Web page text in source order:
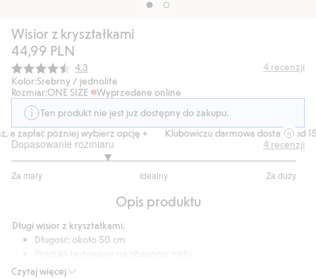
Wisior z kryształkami
44,99 PLN
Średnia ocena:
4.3 4 recenzji
Kolor:Srebrny / jednolite
Rozmiar:ONE SIZE
Wyprzedane online
Ten produkt nie jest już dostępny do zakupu.
a zapłać później wybierz opcję +
Klubowiczu darmowa dostawa od
Dopasowanie rozmiaru
Za mały Idealny Za duży
na
3
głosów
4 recenzji
Opis produktu
Czytaj więcej
Długi wisior z kryształkami.
Długość: około 50 cm
Numer artykułu